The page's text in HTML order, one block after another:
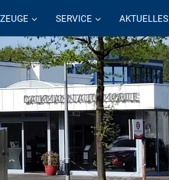
SERVICE AKTUELLES